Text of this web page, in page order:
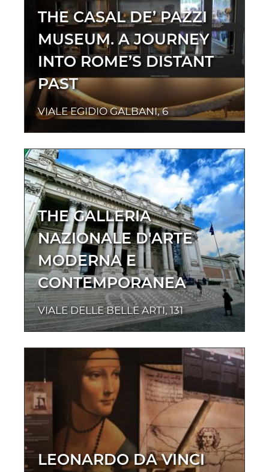
THE CASAL DE’ PAZZI
MUSEUM. A JOURNEY
INTO ROME’S DISTANT
PAST
VIALE EGIDIO GALBANI, 6
THE GALLERIA
NAZIONALE D'ARTE
MODERNA E
CONTEMPORANEA
VIALE DELLE BELLE ARTI, 131
LEONARDO DA VINCI